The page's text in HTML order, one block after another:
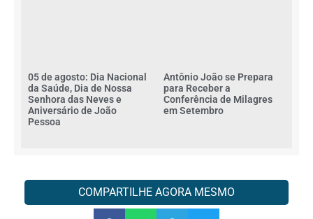
05 de agosto: Dia Nacional
da Saúde, Dia de Nossa
Senhora das Neves e
Aniversário de João
Pessoa
Antônio João se Prepara
para Receber a
Conferência de Milagres
em Setembro
COMPARTILHE AGORA MESMO